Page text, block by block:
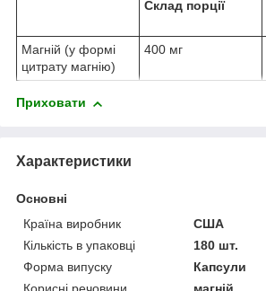
Склад порції
Магній (у формі
цитрату магнію)
400 мг
Приховати
Характеристики
Основні
Країна виробник
США
Кількість в упаковці
180 шт.
Форма випуску
Капсули